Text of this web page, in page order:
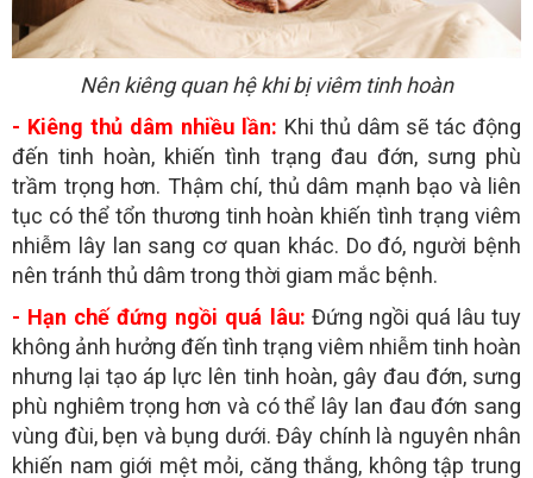
Nên kiêng quan hệ khi bị viêm tinh hoàn
- Kiêng thủ dâm nhiều lần: Khi thủ dâm sẽ tác động
đến tinh hoàn, khiến tình trạng đau đớn, sưng phù
trầm trọng hơn. Thậm chí, thủ dâm mạnh bạo và liên
tục có thể tổn thương tinh hoàn khiến tình trạng viêm
nhiễm lây lan sang cơ quan khác. Do đó, người bệnh
nên tránh thủ dâm trong thời giam mắc bệnh.
- Hạn chế đứng ngồi quá lâu: Đứng ngồi quá lâu tuy
không ảnh hưởng đến tình trạng viêm nhiễm tinh hoàn
nhưng lại tạo áp lực lên tinh hoàn, gây đau đớn, sưng
phù nghiêm trọng hơn và có thể lây lan đau đớn sang
vùng đùi, bẹn và bụng dưới. Đây chính là nguyên nhân
khiến nam giới mệt mỏi, căng thắng, không tập trung